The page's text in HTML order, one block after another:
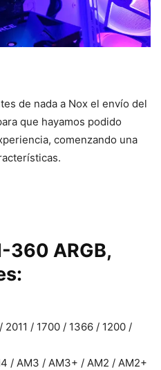
de nada a Nox el envío del
que hayamos podido
comenzando una
360 ARGB,
/ 1700 / 1366 / 1200 /
/ AM3 / AM3+ / AM2 / AM2+